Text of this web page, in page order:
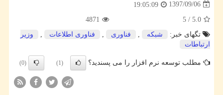
1397/09/06
19:05:09
5.0
/
5
4871
تگهای خبر:
شبكه فناوری فناوری اطلاعات
وزیر
ارتباطات
مطلب توسعه نرم افزار را می پسندید؟ (1)
(0)